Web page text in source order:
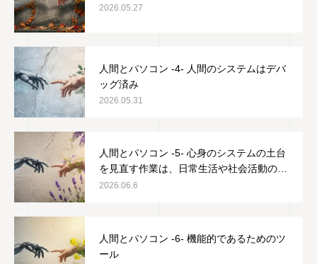
2026.05.27
人間とパソコン -4- 人間のシステムはデバ
ッグ済み
2026.05.31
人間とパソコン -5- 心身のシステムの土台
を見直す作業は、日常生活や社会活動の邪
魔をしない
2026.06.6
人間とパソコン -6- 機能的であるためのツ
ール